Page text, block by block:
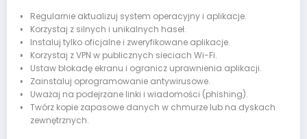
Regularnie aktualizuj system operacyjny i aplikacje.
Korzystaj z silnych i unikalnych haseł.
Instaluj tylko oficjalne i zweryfikowane aplikacje.
Korzystaj z VPN w publicznych sieciach Wi-Fi.
Ustaw blokadę ekranu i ogranicz uprawnienia aplikacji.
Zainstaluj oprogramowanie antywirusowe.
Uważaj na podejrzane linki i wiadomości (phishing).
Twórz kopie zapasowe danych w chmurze lub na dyskach
zewnętrznych.